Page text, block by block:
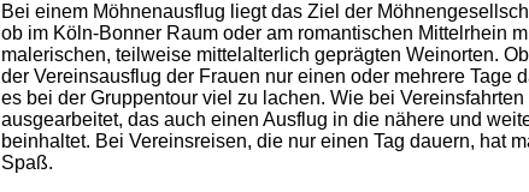
Bei einem Möhnenausflug liegt das Ziel der
ob im Köln-Bonner Raum oder am romantischen Mittelrhein
malerischen, teilweise mittelalterlich geprägten Weinorten.
der Vereinsausflug der Frauen nur einen oder mehrere Tage
es bei der Gruppentour viel zu lachen. Wie bei
ausgearbeitet, das auch einen Ausflug in die nähere und
beinhaltet. Bei Vereinsreisen, die nur einen Tag dauern, hat
Spaß.